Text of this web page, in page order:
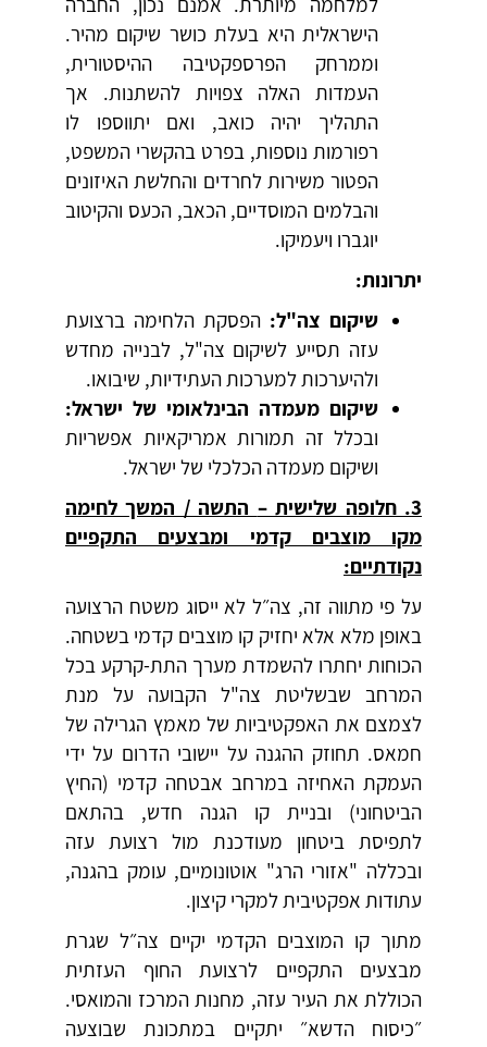
הישראלית היא בעלת כושר שיקום מהיר.
וממרחק הפרספקטיבה ההיסטורית,
העמדות האלה צפויות להשתנות. אך
התהליך יהיה כואב, ואם יתווספו לו
רפורמות נוספות, בפרט בהקשרי המשפט,
הפטור משירות לחרדים והחלשת האיזונים
והבלמים המוסדיים, הכאב, הכעס והקיטוב
יוגברו ויעמיקו.
יתרונות:
שיקום צה"ל: הפסקת הלחימה ברצועת
עזה תסייע לשיקום צה"ל, לבנייה מחדש
ולהיערכות למערכות העתידיות, שיבואו.
שיקום מעמדה הבינלאומי של ישראל:
ובכלל זה תמורות אמריקאיות אפשריות
ושיקום מעמדה הכלכלי של ישראל.
3. חלופה שלישית –
התשה / המשך לחימה
מקו מוצבים קדמי ומבצעים התקפיים
נקודתיים:
על פי מתווה זה, צה״ל לא ייסוג משטח הרצועה
באופן מלא אלא יחזיק קו מוצבים קדמי בשטחה.
הכוחות יחתרו להשמדת מערך התת-קרקע בכל
המרחב שבשליטת צה"ל הקבועה על מנת
לצמצם את האפקטיביות של מאמץ הגרילה של
חמאס. תחוזק ההגנה על יישובי הדרום על ידי
העמקת האחיזה במרחב אבטחה קדמי (החיץ
הביטחוני) ובניית קו הגנה חדש, בהתאם
לתפיסת ביטחון מעודכנת מול רצועת עזה
ובכללה "אזורי הרג" אוטונומיים, עומק בהגנה,
עתודות אפקטיבית למקרי קיצון.
מתוך קו המוצבים הקדמי יקיים צה״ל שגרת
מבצעים התקפיים לרצועת החוף העזתית
הכוללת את העיר עזה, מחנות המרכז והמואסי.
״כיסוח הדשא״ יתקיים במתכונת שבוצעה